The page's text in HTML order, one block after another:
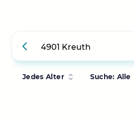
Jedes Alter Suche: Alle